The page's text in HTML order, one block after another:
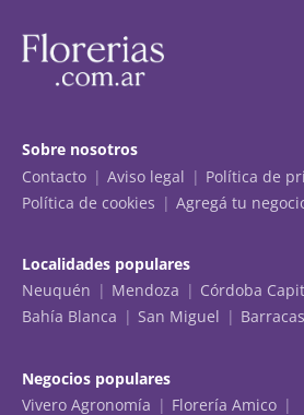
Sobre nosotros
Contacto
Aviso legal
Política de
Política de cookies
Agregá tu
Localidades populares
Neuquén
Mendoza
Córdoba
Bahía Blanca
San Miguel Barracas
Negocios populares
Vivero Agronomía
Florería Amico